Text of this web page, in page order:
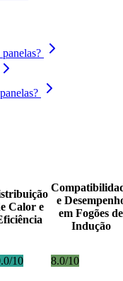
Calor e
e
em Fogões de
Indução
10 8.0/10